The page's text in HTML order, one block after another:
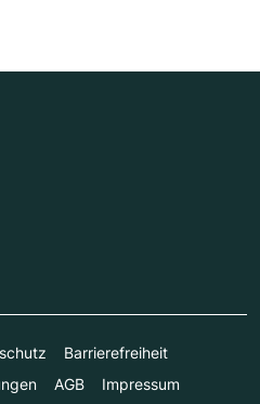
Barrierefreiheit
AGB Impressum